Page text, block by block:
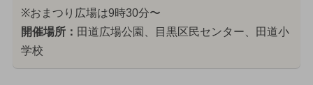
※おまつり広場は9時30分〜
開催場所： 田道広場公園、目黒区民センター、田道小
学校